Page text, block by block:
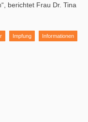
berichtet Frau Dr. Tina
Impfung Informationen